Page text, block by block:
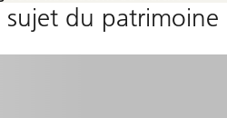
den
Artikel
bleiben
sujet du patrimoine